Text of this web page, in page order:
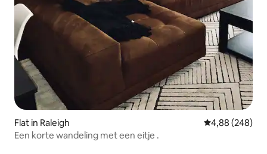
Flat in Raleigh Gemiddelde
4,88 (248)
Een korte wandeling met een eitje .